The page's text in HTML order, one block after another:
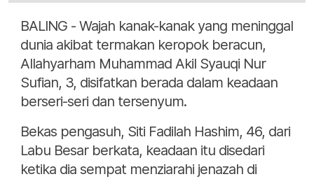
BALING - Wajah kanak-kanak yang meninggal
dunia akibat termakan keropok beracun,
Allahyarham Muhammad Akil Syauqi Nur
Sufian, 3, disifatkan berada dalam keadaan
berseri-seri dan tersenyum.
Bekas pengasuh, Siti Fadilah Hashim, 46, dari
Labu Besar berkata, keadaan itu disedari
ketika dia sempat menziarahi jenazah di